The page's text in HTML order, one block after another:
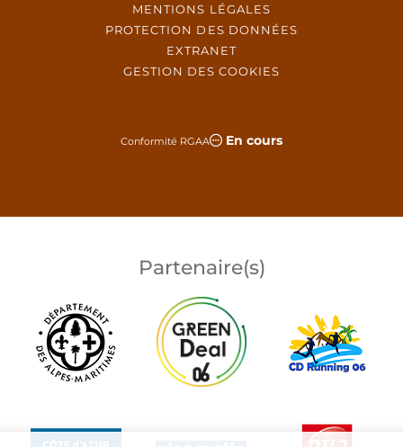
MENTIONS LÉGALES
PROTECTION DES DONNÉES
EXTRANET
GESTION DES COOKIES
Conformité RGAA En cours
Partenaire(s)